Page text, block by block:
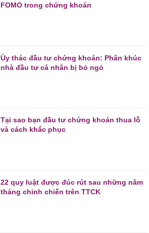
FOMO trong chứng khoán
Ủy thác đầu tư chứng khoán: Phân khúc
nhà đầu tư cá nhân bị bỏ ngỏ
Tại sao bạn đầu tư chứng khoán thua lỗ
và cách khắc phục
22 quy luật được đúc rút sau những năm
tháng chinh chiến trên TTCK